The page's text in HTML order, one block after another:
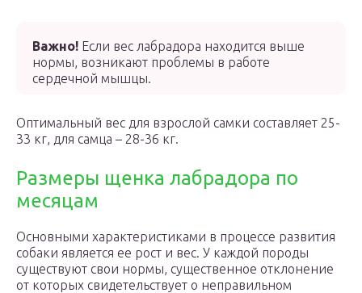
Важно! Если вес лабрадора находится выше
нормы, возникают проблемы в работе
сердечной мышцы.
Оптимальный вес для взрослой самки составляет 25-
33 кг, для самца – 28-36 кг.
Размеры щенка лабрадора по
месяцам
Основными характеристиками в процессе развития
собаки является ее рост и вес. У каждой породы
существуют свои нормы, существенное отклонение
от которых свидетельствует о неправильном